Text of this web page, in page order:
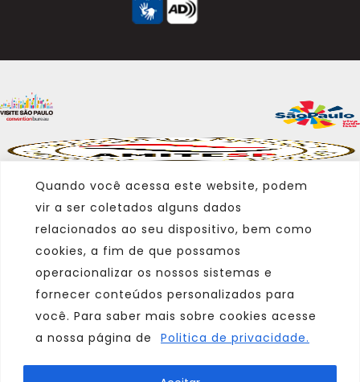
Quando você acessa este website, podem
vir a ser coletados alguns dados
relacionados ao seu dispositivo, bem como
cookies, a fim de que possamos
operacionalizar os nossos sistemas e
fornecer conteúdos personalizados para
você. Para saber mais sobre cookies acesse
a nossa página de
Politica de privacidade.